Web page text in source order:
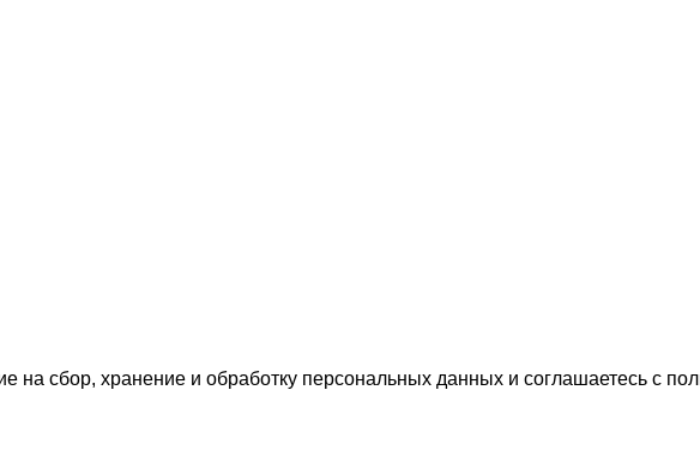
на сбор, хранение и обработку персональных данных и соглашаетесь c